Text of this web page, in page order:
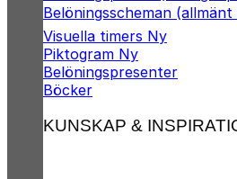
Belöningsscheman (allmänt
Visuella timers
Piktogram
Belöningspresenter
Böcker
KUNSKAP &